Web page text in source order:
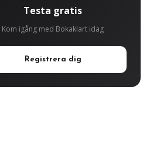
Testa gratis
Kom igång med Bokaklart idag
Registrera dig